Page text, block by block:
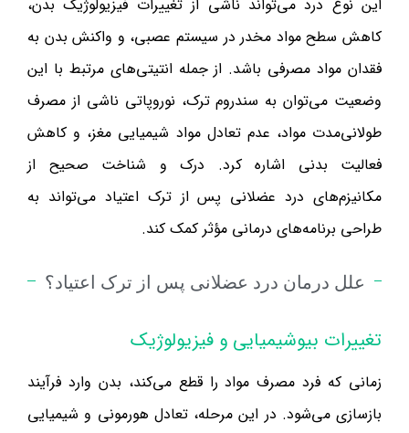
این نوع درد می‌تواند ناشی از تغییرات فیزیولوژیک بدن،
کاهش سطح مواد مخدر در سیستم عصبی، و واکنش بدن به
فقدان مواد مصرفی باشد. از جمله انتیتی‌های مرتبط با این
وضعیت می‌توان به سندروم ترک، نوروپاتی ناشی از مصرف
طولانی‌مدت مواد، عدم تعادل مواد شیمیایی مغز، و کاهش
فعالیت بدنی اشاره کرد. درک و شناخت صحیح از
مکانیزم‌های درد عضلانی پس از ترک اعتیاد می‌تواند به
طراحی برنامه‌های درمانی مؤثر کمک کند.
علل درمان درد عضلانی پس از ترک اعتیاد؟
تغییرات بیوشیمیایی و فیزیولوژیک
زمانی که فرد مصرف مواد را قطع می‌کند، بدن وارد فرآیند
بازسازی می‌شود. در این مرحله، تعادل هورمونی و شیمیایی